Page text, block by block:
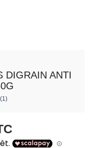
DIGRAIN ANTI